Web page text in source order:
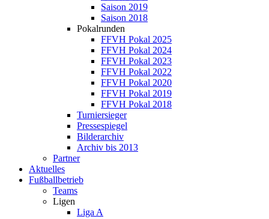
Saison 2019
Saison 2018
Pokalrunden
FFVH Pokal 2025
FFVH Pokal 2024
FFVH Pokal 2023
FFVH Pokal 2022
FFVH Pokal 2020
FFVH Pokal 2019
FFVH Pokal 2018
Turniersieger
Pressespiegel
Bilderarchiv
Archiv bis 2013
Partner
Aktuelles
Fußballbetrieb
Teams
Ligen
Liga A